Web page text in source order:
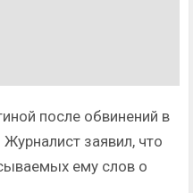
после обвинений в
заявил, что
ему слов о